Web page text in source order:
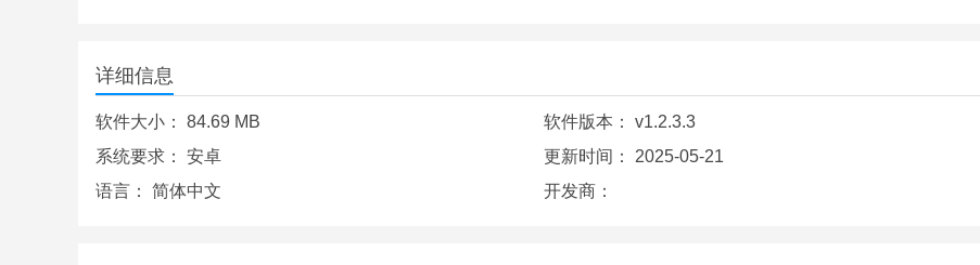
【娱乐成长】丰富的英语兴趣学习节目看电影读名着听寓言每日晨读单词PK…让你快速获得英语听说读写多方位的提
升。
新概念英语全四册可以供大量用户搜索大量问题软件中的在线课堂资源非常丰富完整软件中用户可以通过拍照可以快
速找到相关问题的答案功能十分强大。
详细信息
软件大小： 84.69 MB 软件版本： v1.2.3.3
系统要求： 安卓 更新时间： 2025-05-21
语言： 简体中文 开发商：